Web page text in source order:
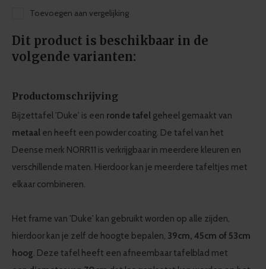
Toevoegen aan vergelijking
Dit product is beschikbaar in de
volgende varianten:
Productomschrijving
Bijzettafel 'Duke' is een ronde tafel geheel gemaakt van
metaal en heeft een powder coating. De tafel van het
Deense merk NORR11 is verkrijgbaar in meerdere kleuren en
verschillende maten. Hierdoor kan je meerdere tafeltjes met
elkaar combineren.
Het frame van 'Duke' kan gebruikt worden op alle zijden,
hierdoor kan je zelf de hoogte bepalen, 39cm, 45cm of 53cm
hoog. Deze tafel heeft een afneembaar tafelblad met